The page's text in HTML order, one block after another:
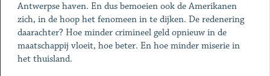
Antwerpse haven. En dus bemoeien ook de Amerikanen
zich, in de hoop het fenomeen in te dijken. De redenering
daarachter? Hoe minder crimineel geld opnieuw in de
maatschappij vloeit, hoe beter. En hoe minder miserie in
het thuisland.